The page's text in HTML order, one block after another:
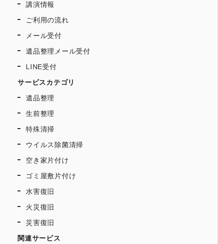
講演情報
ご利用の流れ
メール受付
遺品整理メール受付
LINE受付
サービスカテゴリ
遺品整理
生前整理
特殊清掃
ウイルス除菌清掃
空き家片付け
ゴミ屋敷片付け
水害復旧
火災復旧
災害復旧
関連サービス